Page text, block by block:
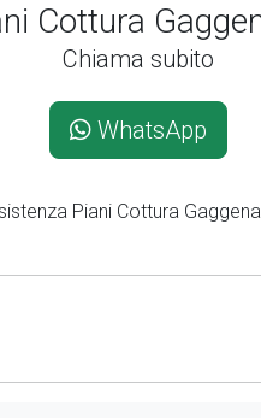
Cottura
Chiama subito
WhatsApp
Piani Cottura